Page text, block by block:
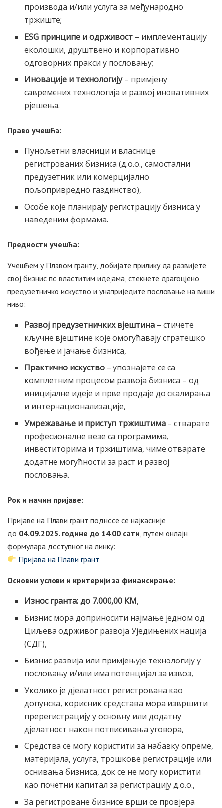
производа и/или услуга за међународно
тржиште;
ESG принципе и одрживост – имплементацију
еколошки, друштвено и корпоративно
одговорних пракси у пословању;
Иновације и технологију– примјену
савремених технологија и развој иновативних
рјешења.
Право учешћа:
Пунољетни власници и власнице
регистрованих бизниса (д.о.о., самостални
предузетник или комерцијално
пољопривредно газдинство),
Особе које планирају регистрацију бизниса у
наведеним формама.
Предности учешћа:
Учешћем у Плавом гранту, добијате прилику да развијете
свој бизнис по властитим идејама, стекнете драгоцјено
предузетничко искуство и унаприједите пословање на виши
ниво:
Развој предузетничких вјештина – стичете
кључне вјештине које омогућавају стратешко
вођење и јачање бизниса,
Практично искуство – упознајете се са
комплетним процесом развоја бизниса – од
иницијалне идеје и прве продаје до скалирања
и интернационализације,
Умрежавање и приступ тржиштима – стварате
професионалне везе са програмима,
инвеститорима и тржиштима, чиме отварате
додатне могућности за раст и развој
пословања.
Рок и начин пријаве:
Пријаве на Плави грант подносе се најкасније
до 04.09.2025. године до 14:00 сати , путем онлајн
формулара доступног на линку:
Пријава на Плави грант
Основни услови и критерији за финансирање:
Износ гранта: до 7.000,00 КМ,
Бизнис мора доприносити најмање једном од
Циљева одрживог развоја Уједињених нација
(СДГ),
Бизнис развија или примјењује технологију у
пословању и/или има потенцијал за извоз,
Уколико је дјелатност регистрована као
допунска, корисник средстава мора извршити
пререгистрацију у основну или додатну
дјелатност након потписивања уговора,
Средства се могу користити за набавку опреме,
материјала, услуга, трошкове регистрације или
оснивања бизниса, док се не могу користити
као почетни капитал за регистрацију д.о.о.,
За регистроване бизнисе врши се провјера